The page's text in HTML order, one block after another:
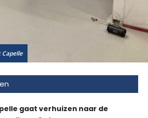
Capelle
gaat verhuizen naar de